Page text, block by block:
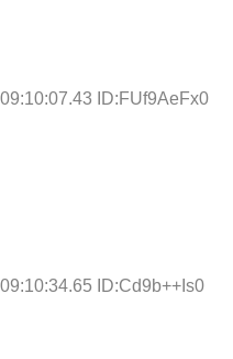
ID:FUf9AeFx0
ID:Cd9b++Is0